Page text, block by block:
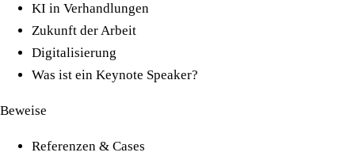
KI in Verhandlungen
Zukunft der Arbeit
Digitalisierung
Was ist ein Keynote Speaker?
Beweise
Referenzen & Cases